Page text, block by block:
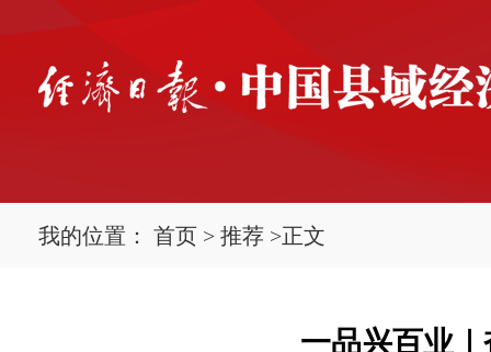
我的位置： 首页 > 推荐 >正文
一品兴百业